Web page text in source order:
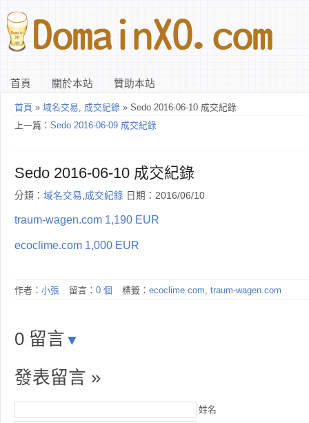
首頁 關於本站 贊助本站
首頁 » 域名交易, 成交紀錄 » Sedo 2016-06-10 成交紀錄
上一篇： Sedo 2016-06-09 成交紀錄
Sedo 2016-06-10 成交紀錄
分類： 域名交易,成交紀錄 日期：2016/06/10
traum-wagen.com 1,190 EUR
ecoclime.com 1,000 EUR
作者： 小張 留言： 0 個 標籤： ecoclime.com, traum-wagen.com
0 留言 ▼
發表留言 »
姓名